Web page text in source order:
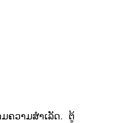
ຄວາມສຳເລັດ. ຕູ້